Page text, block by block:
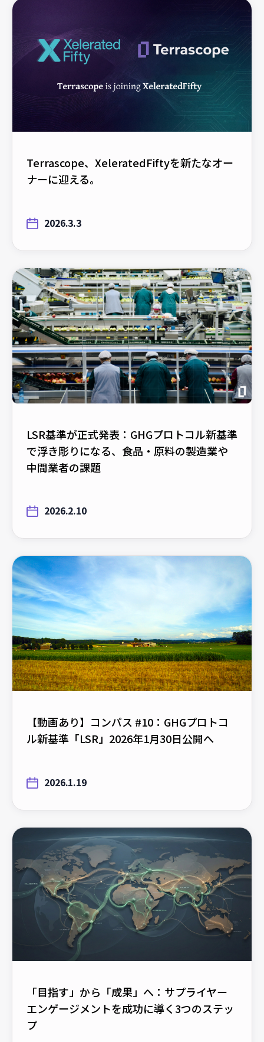
Terrascope、XeleratedFiftyを新たなオー
ナーに迎える。
2026.3.3
LSR基準が正式発表：GHGプロトコル新基準
で浮き彫りになる、食品・原料の製造業や
中間業者の課題
2026.2.10
【動画あり】コンパス #10：GHGプロトコ
ル新基準「LSR」2026年1月30日公開へ
2026.1.19
「目指す」から「成果」へ：サプライヤー
エンゲージメントを成功に導く3つのステッ
プ